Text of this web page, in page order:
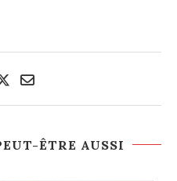
ÊTRE AUSSI